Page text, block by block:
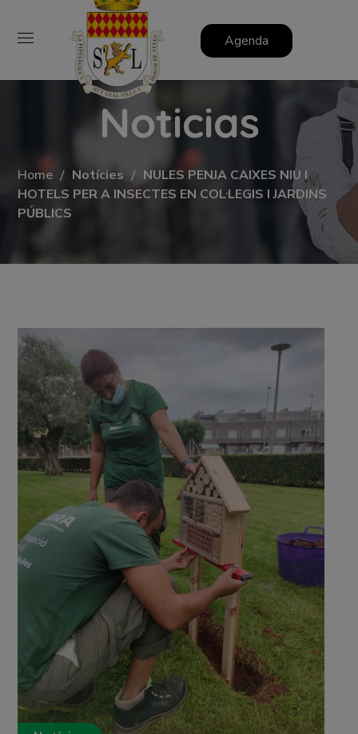
Agenda
Noticias
Home Notícies
NULES PENJA CAIXES NIU I
HOTELS PER A INSECTES EN COL·LEGIS I JARDINS
PÚBLICS